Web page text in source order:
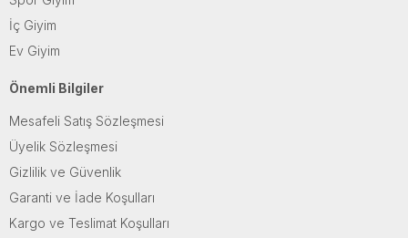
İç Giyim
Ev Giyim
Önemli Bilgiler
Mesafeli Satış Sözleşmesi
Üyelik Sözleşmesi
Gizlilik ve Güvenlik
Garanti ve İade Koşulları
Kargo ve Teslimat Koşulları